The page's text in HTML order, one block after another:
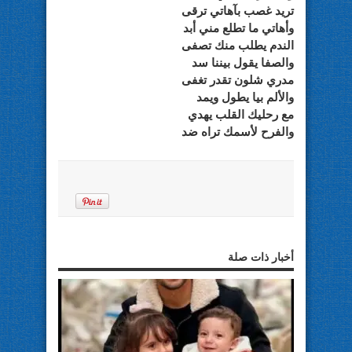
تريد غصب بآهاتي ترقى
وأهاتي ما تطلع مني أبد
الندم يطلب منك تصفى
والصفا يقول بيننا سد
مدري شلون تقدر تغفى
والألم بيا يطول ويمد
مع رحليك القلب يهدي
والفرح لأسمك تراه ضد
أخبار ذات صلة